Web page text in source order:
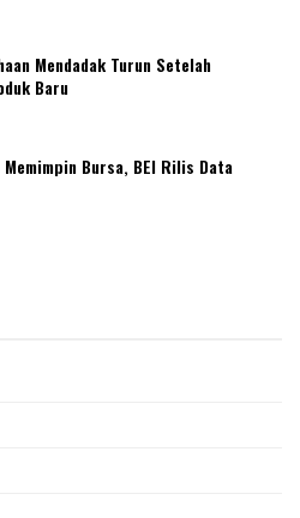
Mendadak Turun Setelah
Baru
Memimpin Bursa, BEI Rilis Data